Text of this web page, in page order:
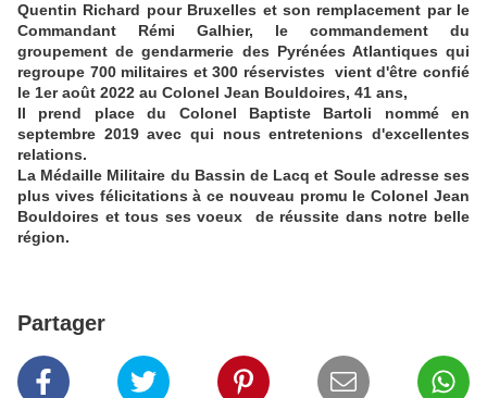
Quentin Richard pour Bruxelles et son remplacement par le
Commandant Rémi Galhier, le commandement du
groupement de gendarmerie des Pyrénées Atlantiques qui
regroupe 700 militaires et 300 réservistes vient d'être confié
le 1er août 2022 au Colonel Jean Bouldoires, 41 ans,
Il prend place du Colonel Baptiste Bartoli nommé en
septembre 2019 avec qui nous entretenions d'excellentes
relations.
La Médaille Militaire du Bassin de Lacq et Soule adresse ses
plus vives félicitations à ce nouveau promu le Colonel Jean
Bouldoires et tous ses voeux de réussite dans notre belle
région.
Partager